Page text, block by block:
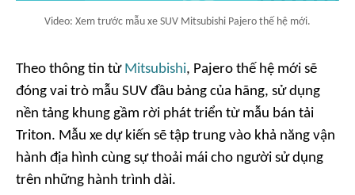
Video: Xem trước mẫu xe SUV Mitsubishi Pajero thế hệ mới.
Theo thông tin từ Mitsubishi, Pajero thế hệ mới sẽ
đóng vai trò mẫu SUV đầu bảng của hãng, sử dụng
nền tảng khung gầm rời phát triển từ mẫu bán tải
Triton. Mẫu xe dự kiến sẽ tập trung vào khả năng vận
hành địa hình cùng sự thoải mái cho người sử dụng
trên những hành trình dài.